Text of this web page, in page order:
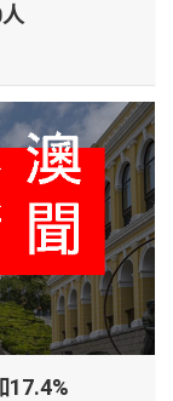
17.4%